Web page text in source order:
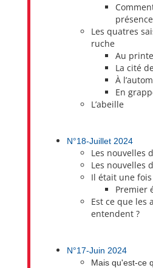
Les quatres
ruche
Au
La cité
À
En
L’abeille
N°18-Juillet 2024
Les nouvelles
Les nouvelles
Il était une
Premier
Est ce que les
entendent ?
N°17-Juin 2024
Mais qu'est-ce